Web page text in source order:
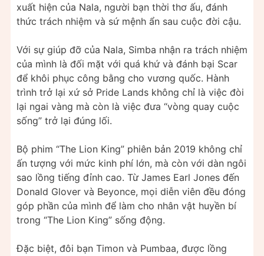
xuất hiện của Nala, người bạn thời thơ ấu, đánh
thức trách nhiệm và sứ mệnh ẩn sau cuộc đời cậu.
Với sự giúp đỡ của Nala, Simba nhận ra trách nhiệm
của mình là đối mặt với quá khứ và đánh bại Scar
để khôi phục công bằng cho vương quốc. Hành
trình trở lại xứ sở Pride Lands không chỉ là việc đòi
lại ngai vàng mà còn là việc đưa “vòng quay cuộc
sống” trở lại đúng lối.
Bộ phim “The Lion King” phiên bản 2019 không chỉ
ấn tượng với mức kinh phí lớn, mà còn với dàn ngôi
sao lồng tiếng đỉnh cao. Từ James Earl Jones đến
Donald Glover và Beyonce, mọi diễn viên đều đóng
góp phần của mình để làm cho nhân vật huyền bí
trong “The Lion King” sống động.
Đặc biệt, đôi bạn Timon và Pumbaa, được lồng